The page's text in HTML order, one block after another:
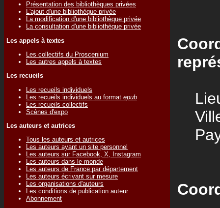
Présentation des bibliothèques privées
L'ajout d'une bibliothèque privée
La modification d'une bibliothèque privée
La consultation d'une bibliothèque privée
Les appels à textes
Les collectifs du Proscenium
Les autres appels à textes
Les recueils
Les recueils individuels
Les recueils individuels au format epub
Les recueils collectifs
Scènes d'expo
Les auteurs et autrices
Tous les auteurs et autrices
Les auteurs ayant un site personnel
Les auteurs sur Facebook, X, Instagram
Les auteurs dans le monde
Les auteurs de France par département
Les auteurs écrivant sur mesure
Les organisations d'auteurs
Les conditions de publication auteur
Abonnement